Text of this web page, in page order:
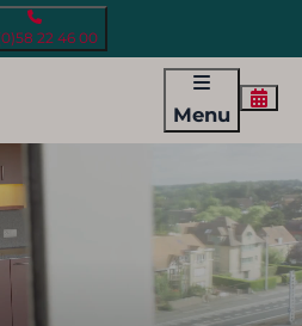
22 46 00
Menu